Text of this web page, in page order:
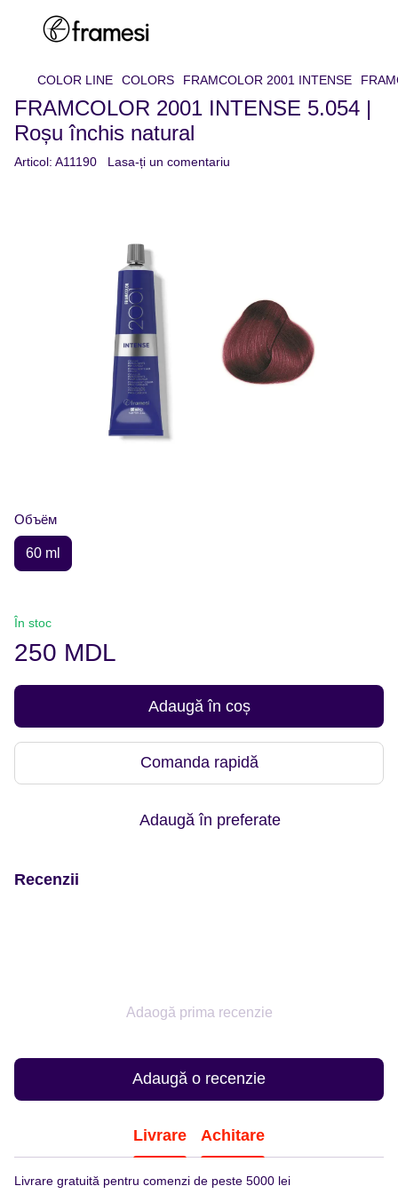
COLOR LINE COLORS FRAMCOLOR 2001 INTENSE
FRAMCOLOR 2001 INTENSE 5.054 |
Roșu închis natural
Articol: A11190 Lasa-ți un comentariu
Объём
60 ml
În stoc
250 MDL
Adaugă în coș
Comanda rapidă
Adaugă în preferate
Recenzii
Adaogă prima recenzie
Adaugă o recenzie
Livrare Achitare
Livrare gratuită pentru comenzi de peste 5000 lei